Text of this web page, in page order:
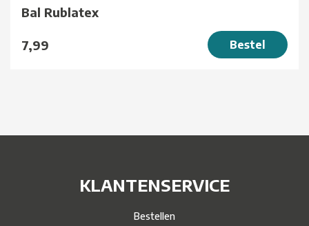
Bal Rublatex
7,99 Bestel
KLANTENSERVICE
Bestellen